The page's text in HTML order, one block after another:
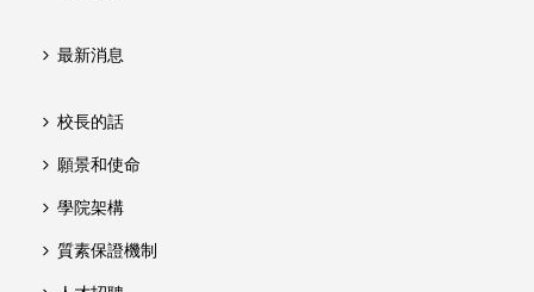
最新消息
校長的話
願景和使命
學院架構
質素保證機制